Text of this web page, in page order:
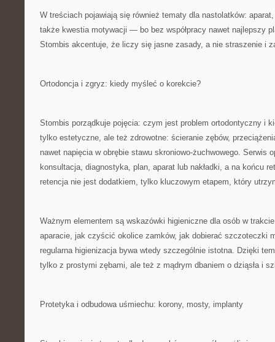
W treściach pojawiają się również tematy dla nastolatków:
także kwestia motywacji — bo bez współpracy nawet najlepszy
Stombis akcentuje, że liczy się jasne zasady, a nie straszenie i
Ortodoncja i zgryz: kiedy myśleć o korekcie?
Stombis porządkuje pojęcia: czym jest problem ortodontyczny i
tylko estetyczne, ale też zdrowotne: ścieranie zębów,
nawet napięcia w obrębie stawu skroniowo-żuchwowego. Serwis
konsultacja, diagnostyka, plan, aparat lub nakładki, a na końcu
retencja nie jest dodatkiem, tylko kluczowym etapem, który
Ważnym elementem są wskazówki higieniczne dla osób w
aparacie, jak czyścić okolice zamków, jak dobierać szczoteczki
regularna higienizacja bywa wtedy szczególnie istotna. Dzięki
tylko z prostymi zębami, ale też z mądrym dbaniem o dziąsła i
Protetyka i odbudowa uśmiechu: korony, mosty, implanty